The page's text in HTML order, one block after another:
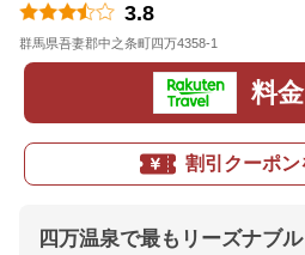
3.8
群馬県吾妻郡中之条町四万4358-1
料
割引クーポン
四万温泉で最もリーズナブ